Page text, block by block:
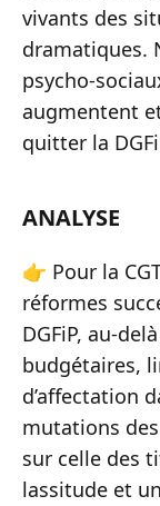
vivants des
dramatiques.
psycho-
augmentent
quitter la
ANALYSE
👉 Pour la
réformes
DGFiP, au-
budgétaires,
d’affectation
mutations
sur celle des
lassitude et